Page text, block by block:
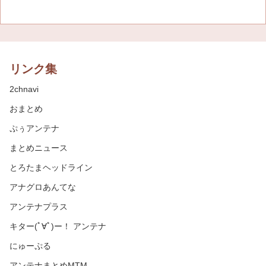
リンク集
2chnavi
おまとめ
ぷぅアンテナ
まとめニュース
とろたまヘッドライン
アナグロあんてな
アンテナプラス
キター(ﾟ∀ﾟ)ー！ アンテナ
にゅーぷる